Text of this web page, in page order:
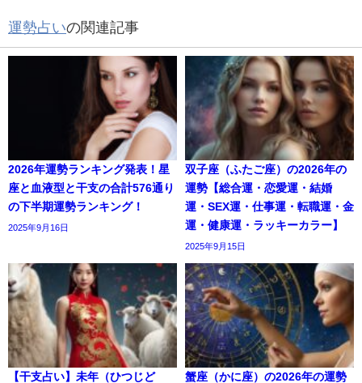
運勢占いの関連記事
2026年運勢ランキング発表！星
座と血液型と干支の合計576通り
の下半期運勢ランキング！
2025年9月16日
双子座（ふたご座）の2026年の
運勢【総合運・恋愛運・結婚
運・SEX運・仕事運・転職運・金
運・健康運・ラッキーカラー】
2025年9月15日
【干支占い】未年（ひつじど
蟹座（かに座）の2026年の運勢